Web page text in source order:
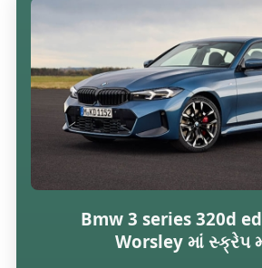
Bmw 3 series 320d
Worsley માં સ્ક્રેપ